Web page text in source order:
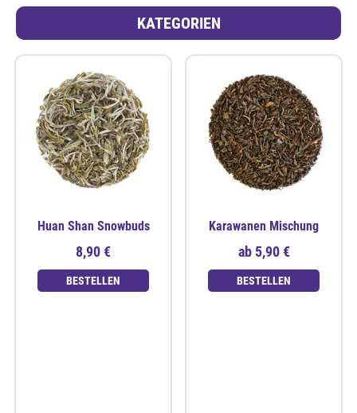
KATEGORIEN
Huan Shan Snowbuds
8,90 €
BESTELLEN
Karawanen Mischung
ab5,90 €
BESTELLEN